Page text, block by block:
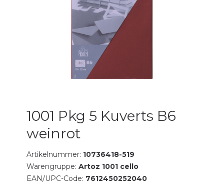
1001 Pkg 5 Kuverts B6
weinrot
Artikelnummer: 10736418-519
Warengruppe:Artoz 1001 cello
EAN/UPC-Code: 7612450252040